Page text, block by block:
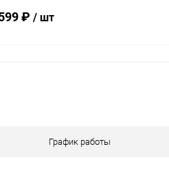
₽ / шт
График работы